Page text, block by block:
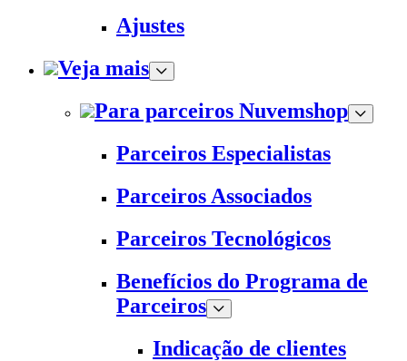
Ajustes
Veja mais
Para parceiros Nuvemshop
Parceiros Especialistas
Parceiros Associados
Parceiros Tecnológicos
Benefícios do Programa de
Parceiros
Indicação de clientes